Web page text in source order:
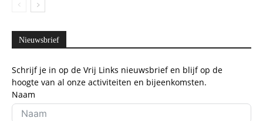
Nieuwsbrief
Schrijf je in op de Vrij Links nieuwsbrief en blijf op de
hoogte van al onze activiteiten en bijeenkomsten.
Naam